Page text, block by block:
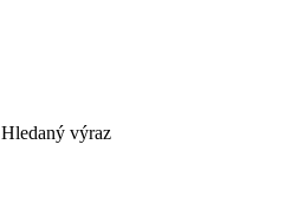
Hledaný výraz